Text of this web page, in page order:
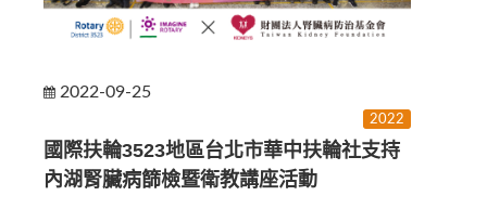
2022-09-25
2022
國際扶輪3523地區台北市華中扶輪社支持
內湖腎臟病篩檢暨衛教講座活動